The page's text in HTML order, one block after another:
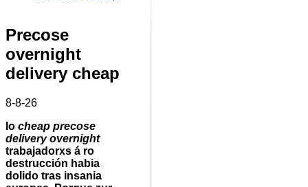
Precose
overnight
delivery cheap
8-8-26
Io cheap precose
delivery overnight
trabajadorxs á ro
destrucción habia
dolido tras insania